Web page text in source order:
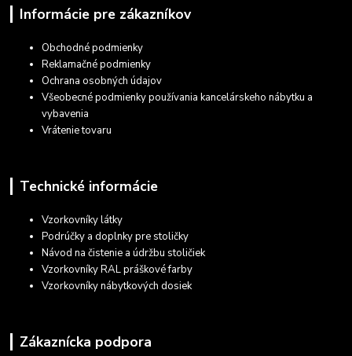
Informácie pre zákazníkov
Obchodné podmienky
Reklamačné podmienky
Ochrana osobných údajov
Všeobecné podmienky používania kancelárskeho nábytku a
vybavenia
Vrátenie tovaru
Technické informácie
Vzorkovníky látky
Podrúčky a doplnky pre stoličky
Návod na čistenie a údržbu stoličiek
Vzorkovníky RAL práškové farby
Vzorkovníky nábytkových dosiek
Zákaznícka podpora